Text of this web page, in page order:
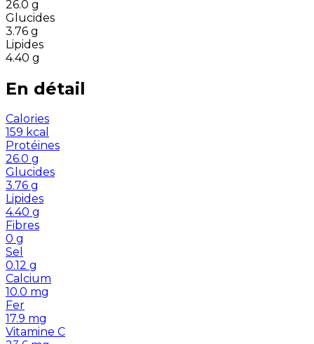
26.0 g
Glucides
3.76 g
Lipides
4.40 g
En détail
Calories
159 kcal
Protéines
26.0 g
Glucides
3.76 g
Lipides
4.40 g
Fibres
0 g
Sel
0.12 g
Calcium
10.0 mg
Fer
17.9 mg
Vitamine C